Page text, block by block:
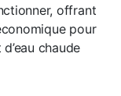
offrant
pour
chaude